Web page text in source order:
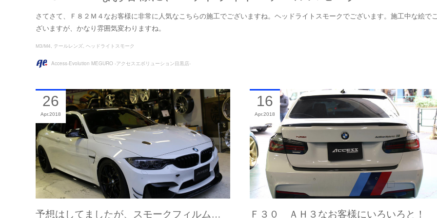
さてさて、Ｆ８２Ｍ４なお客様に非常に人気なこちらの施工でございますね。ヘッドライトスモークでございます。施工中な絵で
ざいますが、かなり雰囲気変わりますね。
M3/M4 テールレンズ ヘッドライトスモーク
Access-Evolution MEGURO -アクセスエボリューション目黒店-
予想はしてましたが、スモークフィルム…
26
Apr 2018
Ｆ３０ ＡＨ３なお客様にいろいろと！
16
Apr 2018